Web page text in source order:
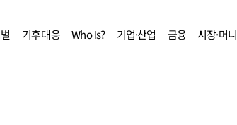
기후대응 Who Is? 기업·산업 금융 시장·머니